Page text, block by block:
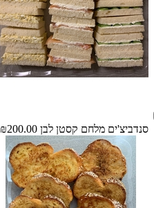
סנדביצ'ים מלחם קסטן לבן ₪200.00